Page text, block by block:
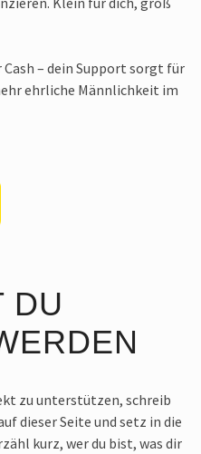
– dein Support sorgt für
ehrliche Männlichkeit im
DU
zu unterstützen, schreib
dieser Seite und setz in die
kurz, wer du bist, was dir